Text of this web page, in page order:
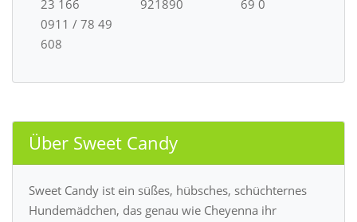
23 166
0911 / 78 49
608
921890
69 0
Über Sweet Candy
Sweet Candy ist ein süßes, hübsches, schüchternes
Hundemädchen, das genau wie Cheyenna ihr